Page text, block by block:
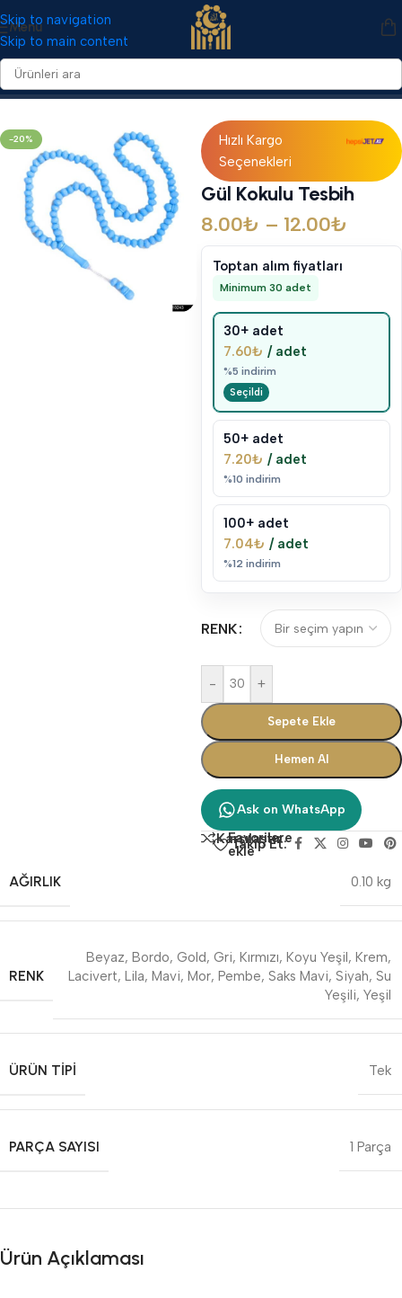
Skip to navigation
Skip to main content
Menü
Ana Sayfa/Mevlid Hediyelikleri/Tesbihler
-20%
Hızlı Kargo
Seçenekleri
Gül Kokulu Tesbih
8.00₺ – 12.00₺
Toptan alım fiyatları
Minimum 30 adet
30+ adet
7.60₺ / adet
%5 indirim
50+ adet
7.20₺ / adet
%10 indirim
100+ adet
7.04₺ / adet
%12 indirim
RENK
- +
Sepete Ekle
Hemen Al
Ask on WhatsApp
Karşılaştır
Favorilere
ekle
Takip Et:
AĞIRLIK 0.10 kg
RENK
Beyaz, Bordo, Gold, Gri, Kırmızı, Koyu Yeşil, Krem,
Lacivert, Lila, Mavi, Mor, Pembe, Saks Mavi, Siyah, Su
Yeşili, Yeşil
ÜRÜN TIPI Tek
PARÇA SAYISI 1 Parça
Ürün Açıklaması